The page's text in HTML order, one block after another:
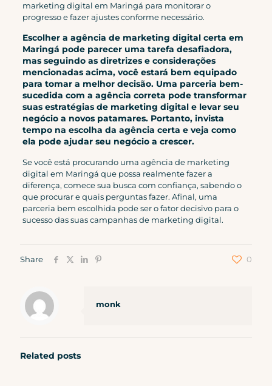
marketing digital em Maringá para monitorar o
progresso e fazer ajustes conforme necessário.
Escolher a agência de marketing digital certa em
Maringá pode parecer uma tarefa desafiadora,
mas seguindo as diretrizes e considerações
mencionadas acima, você estará bem equipado
para tomar a melhor decisão. Uma parceria bem-
sucedida com a agência correta pode transformar
suas estratégias de marketing digital e levar seu
negócio a novos patamares. Portanto, invista
tempo na escolha da agência certa e veja como
ela pode ajudar seu negócio a crescer.
Se você está procurando uma agência de marketing
digital em Maringá que possa realmente fazer a
diferença, comece sua busca com confiança, sabendo o
que procurar e quais perguntas fazer. Afinal, uma
parceria bem escolhida pode ser o fator decisivo para o
sucesso das suas campanhas de marketing digital.
Share 0
monk
Related posts